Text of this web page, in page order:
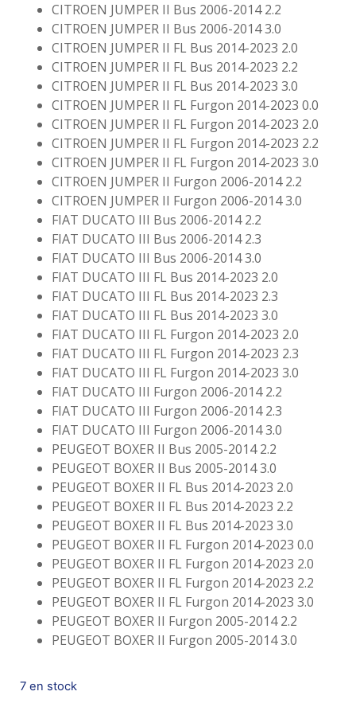
CITROEN JUMPER II Bus 2006-2014 2.2
CITROEN JUMPER II Bus 2006-2014 3.0
CITROEN JUMPER II FL Bus 2014-2023 2.0
CITROEN JUMPER II FL Bus 2014-2023 2.2
CITROEN JUMPER II FL Bus 2014-2023 3.0
CITROEN JUMPER II FL Furgon 2014-2023 0.0
CITROEN JUMPER II FL Furgon 2014-2023 2.0
CITROEN JUMPER II FL Furgon 2014-2023 2.2
CITROEN JUMPER II FL Furgon 2014-2023 3.0
CITROEN JUMPER II Furgon 2006-2014 2.2
CITROEN JUMPER II Furgon 2006-2014 3.0
FIAT DUCATO III Bus 2006-2014 2.2
FIAT DUCATO III Bus 2006-2014 2.3
FIAT DUCATO III Bus 2006-2014 3.0
FIAT DUCATO III FL Bus 2014-2023 2.0
FIAT DUCATO III FL Bus 2014-2023 2.3
FIAT DUCATO III FL Bus 2014-2023 3.0
FIAT DUCATO III FL Furgon 2014-2023 2.0
FIAT DUCATO III FL Furgon 2014-2023 2.3
FIAT DUCATO III FL Furgon 2014-2023 3.0
FIAT DUCATO III Furgon 2006-2014 2.2
FIAT DUCATO III Furgon 2006-2014 2.3
FIAT DUCATO III Furgon 2006-2014 3.0
PEUGEOT BOXER II Bus 2005-2014 2.2
PEUGEOT BOXER II Bus 2005-2014 3.0
PEUGEOT BOXER II FL Bus 2014-2023 2.0
PEUGEOT BOXER II FL Bus 2014-2023 2.2
PEUGEOT BOXER II FL Bus 2014-2023 3.0
PEUGEOT BOXER II FL Furgon 2014-2023 0.0
PEUGEOT BOXER II FL Furgon 2014-2023 2.0
PEUGEOT BOXER II FL Furgon 2014-2023 2.2
PEUGEOT BOXER II FL Furgon 2014-2023 3.0
PEUGEOT BOXER II Furgon 2005-2014 2.2
PEUGEOT BOXER II Furgon 2005-2014 3.0
7 en stock